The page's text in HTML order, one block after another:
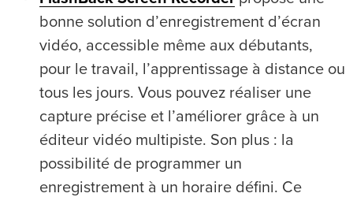
bonne solution d’enregistrement d’écran
vidéo, accessible même aux débutants,
pour le travail, l’apprentissage à distance ou
tous les jours. Vous pouvez réaliser une
capture précise et l’améliorer grâce à un
éditeur vidéo multipiste. Son plus : la
possibilité de programmer un
enregistrement à un horaire défini. Ce